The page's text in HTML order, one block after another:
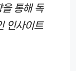
통해 독
인사이트